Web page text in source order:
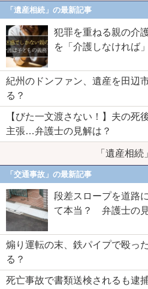
「遺産相続」の最新記事
犯罪を重ねる親の介
を「介護しなければ
紀州のドンファン、遺産を田辺
る？
【びた一文渡さない！】夫の死
主張…弁護士の見解は？
「遺産相続
「交通事故」の最新記事
段差スロープを道路
て本当？ 弁護士の
煽り運転の末、鉄パイプで殴っ
る？
死亡事故で書類送検されるも